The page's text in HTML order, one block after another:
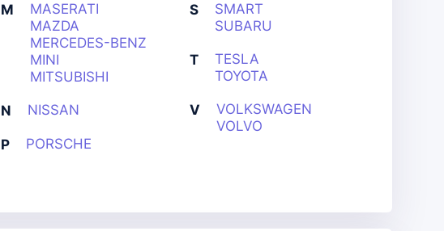
M
MASERATI
MAZDA
MERCEDES-BENZ
MINI
MITSUBISHI
N NISSAN
P PORSCHE
S
SMART
SUBARU
T
TESLA
TOYOTA
V
VOLKSWAGEN
VOLVO